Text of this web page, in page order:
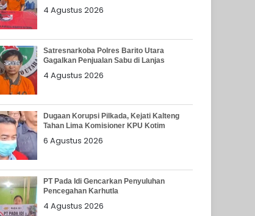
4 Agustus 2026
Satresnarkoba Polres Barito Utara
Gagalkan Penjualan Sabu di Lanjas
4 Agustus 2026
Dugaan Korupsi Pilkada, Kejati Kalteng
Tahan Lima Komisioner KPU Kotim
6 Agustus 2026
PT Pada Idi Gencarkan Penyuluhan
Pencegahan Karhutla
4 Agustus 2026